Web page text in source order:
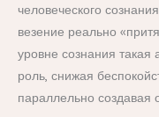
человеческого
везение реально
уровне сознания
роль, снижая
параллельно